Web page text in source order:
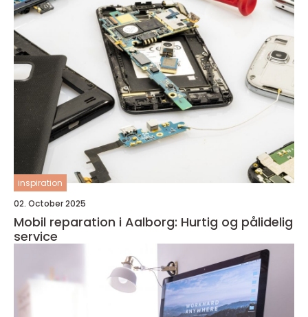
inspiration
02. October 2025
Mobil reparation i Aalborg: Hurtig og pålidelig
service